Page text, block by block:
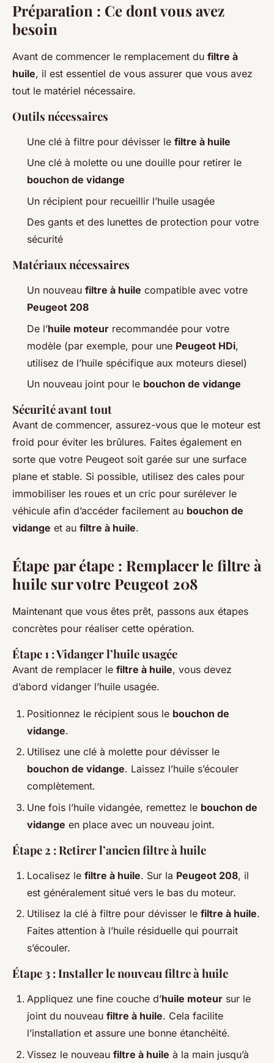
Préparation : Ce dont vous avez
besoin
Avant de commencer le remplacement du filtre à
huile, il est essentiel de vous assurer que vous avez
tout le matériel nécessaire.
Outils nécessaires
Une clé à filtre pour dévisser le filtre à huile
Une clé à molette ou une douille pour retirer le
bouchon de vidange
Un récipient pour recueillir l’huile usagée
Des gants et des lunettes de protection pour votre
sécurité
Matériaux nécessaires
Un nouveau filtre à huile compatible avec votre
Peugeot 208
De l’huile moteur recommandée pour votre
modèle (par exemple, pour une Peugeot HDi,
utilisez de l’huile spécifique aux moteurs diesel)
Un nouveau joint pour le bouchon de vidange
Sécurité avant tout
Avant de commencer, assurez-vous que le moteur est
froid pour éviter les brûlures. Faites également en
sorte que votre Peugeot soit garée sur une surface
plane et stable. Si possible, utilisez des cales pour
immobiliser les roues et un cric pour surélever le
véhicule afin d’accéder facilement au bouchon de
vidange et au filtre à huile.
Étape par étape : Remplacer le filtre à
huile sur votre Peugeot 208
Maintenant que vous êtes prêt, passons aux étapes
concrètes pour réaliser cette opération.
Étape 1 : Vidanger l’huile usagée
Avant de remplacer le filtre à huile, vous devez
d’abord vidanger l’huile usagée.
Positionnez le récipient sous le bouchon de
vidange.
Utilisez une clé à molette pour dévisser le
bouchon de vidange. Laissez l’huile s’écouler
complètement.
Une fois l’huile vidangée, remettez le bouchon de
vidange en place avec un nouveau joint.
Étape 2 : Retirer l’ancien filtre à huile
Localisez le filtre à huile. Sur la Peugeot 208, il
est généralement situé vers le bas du moteur.
Utilisez la clé à filtre pour dévisser le filtre à huile.
Faites attention à l’huile résiduelle qui pourrait
s’écouler.
Étape 3 : Installer le nouveau filtre à huile
Appliquez une fine couche d’huile moteur sur le
joint du nouveau filtre à huile. Cela facilite
l’installation et assure une bonne étanchéité.
Vissez le nouveau filtre à huile à la main jusqu’à